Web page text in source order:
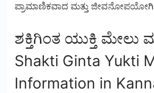
ಪ್ರಾಮಾಣಿಕವಾದ ಮತ್ತು ಜೀವನೋಪಯೋಗಿ
ಶಕ್ತಿಗಿಂತ ಯುಕ್ತಿ ಮೇಲು
Shakti Ginta Yukti
Information in